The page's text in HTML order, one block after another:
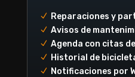
N Reparaciones y
N Avisos de
N Agenda con citas
N Historial de
N Notificaciones por